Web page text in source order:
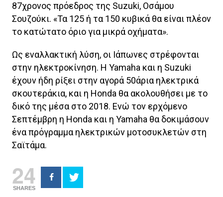
87χρονος πρόεδρος της Suzuki, Οσάμου
Σουζούκι. «Τα 125 ή τα 150 κυβικά θα είναι πλέον
το κατώτατο όριο για μικρά οχήματα».
Ως εναλλακτική λύση, οι Ιάπωνες στρέφονται
στην ηλεκτροκίνηση. Η Yamaha και η Suzuki
έχουν ήδη ρίξει στην αγορά 50άρια ηλεκτρικά
σκουτεράκια, και η Honda θα ακολουθήσει με το
δικό της μέσα στο 2018. Ενώ τον ερχόμενο
Σεπτέμβρη η Honda και η Yamaha θα δοκιμάσουν
ένα πρόγραμμα ηλεκτρικών μοτοσυκλετών στη
Σαϊτάμα.
24
SHARES